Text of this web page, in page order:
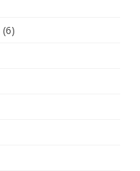
(6)